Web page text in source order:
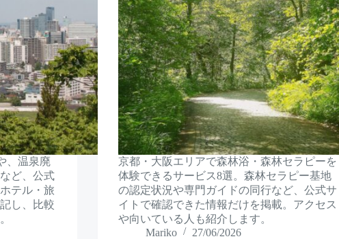
、温泉廃
ど、公式
テル・旅
し、比較
京都・大阪エリアで森林浴・森林セラピーを
体験できるサービス8選。森林セラピー基地
の認定状況や専門ガイドの同行など、公式サ
イトで確認できた情報だけを掲載。アクセス
や向いている人も紹介します。
Mariko
27/06/2026